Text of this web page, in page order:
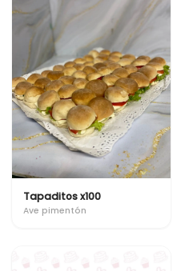
Tapaditos x100
Ave pimentón